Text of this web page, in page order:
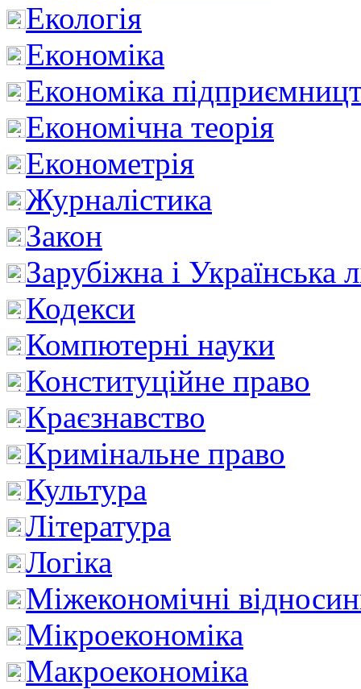
Екологія
Економіка
Економіка
Економічна теорія
Економетрія
Журналістика
Закон
Зарубіжна і Українська
Кодекси
Компютерні науки
Конституційне право
Краєзнавство
Кримінальне право
Культура
Література
Логіка
Міжекономічні
Мікроекономіка
Макроекономіка